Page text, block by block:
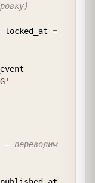
locked_at =
— переводим